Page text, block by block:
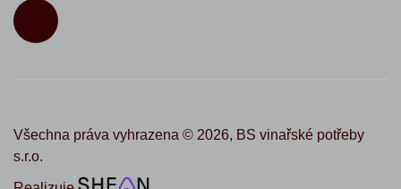
Všechna práva vyhrazena © 2026, BS vinařské potřeby
s.r.o.